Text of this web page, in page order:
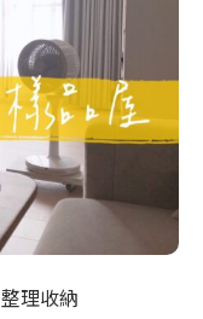
整理收納